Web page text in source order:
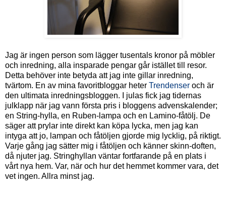
Jag är ingen person som lägger tusentals kronor på möbler
och inredning, alla insparade pengar går istället till resor.
Detta behöver inte betyda att jag inte gillar inredning,
tvärtom. En av mina favoritbloggar heter Trendenser och är
den ultimata inredningsbloggen. I julas fick jag tidernas
julklapp när jag vann första pris i bloggens advenskalender;
en String-hylla, en Ruben-lampa och en Lamino-fåtölj. De
säger att prylar inte direkt kan köpa lycka, men jag kan
intyga att jo, lampan och fåtöljen gjorde mig lycklig, på riktigt.
Varje gång jag sätter mig i fåtöljen och känner skinn-doften,
då njuter jag. Stringhyllan väntar fortfarande på en plats i
vårt nya hem. Var, när och hur det hemmet kommer vara, det
vet ingen. Allra minst jag.